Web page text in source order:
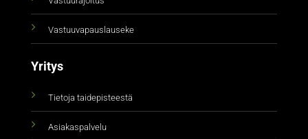
Vastuuvapauslauseke
Yritys
Tietoja taidepisteestä
Asiakaspalvelu